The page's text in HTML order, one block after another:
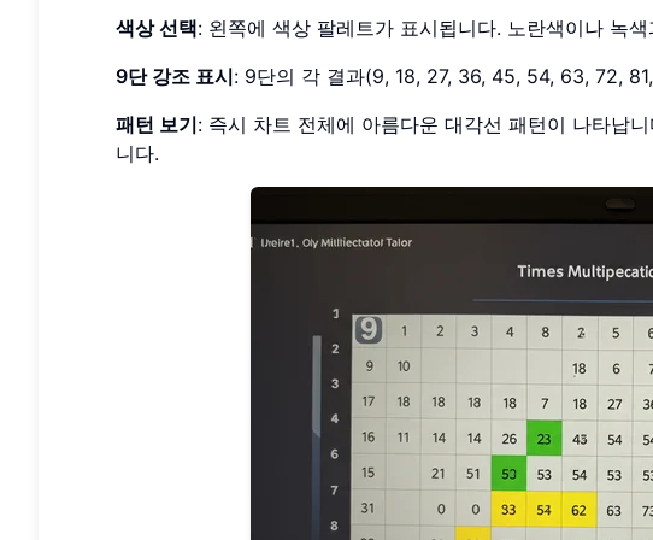
색상 선택: 왼쪽에 색상 팔레트가 표시됩니다. 노란색이나 녹
9단 강조 표시: 9단의 각 결과(9, 18, 27, 36, 45, 54, 63, 72,
패턴 보기: 즉시 차트 전체에 아름다운 대각선 패턴이 나타납
니다.